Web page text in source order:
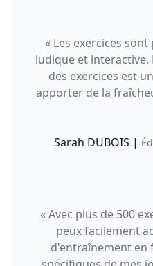
« Les exercices
ludique et
des exercices est
apporter de la
Sarah DUBOIS |
« Avec plus de 500
peux facilement
d'entraînement en